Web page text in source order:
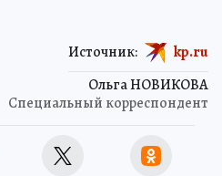
Ольга НОВИКОВА
Специальный корреспондент
Источник: kp.ru